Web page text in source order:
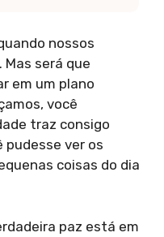
nossos
será que
em um plano
você
traz consigo
pudesse ver os
coisas do dia
paz está em